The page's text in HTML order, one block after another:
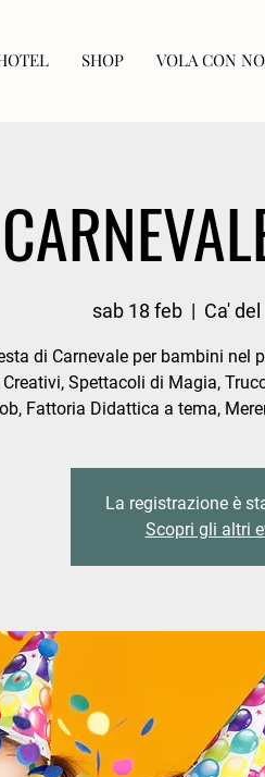
SHOP VOLA CON
sab 18 feb
  |
Ca'
di Carnevale per bambini nel
Spettacoli di Magia,
Fattoria Didattica a tema,
La registrazione è
Scopri gli altri